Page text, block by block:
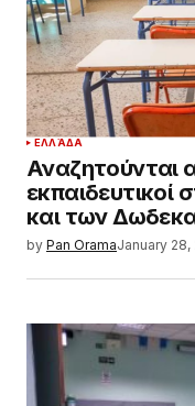
ΕΛΛΆΔΑ
Αναζητούνται
και των
by Pan OramaJanuary 28,